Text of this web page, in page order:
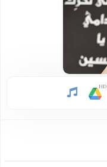
HD